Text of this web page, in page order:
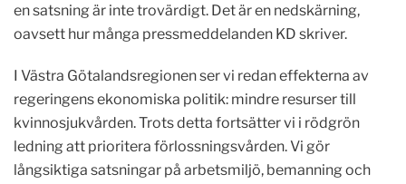
en satsning är inte trovärdigt. Det är en nedskärning,
oavsett hur många pressmeddelanden KD skriver.
I Västra Götalandsregionen ser vi redan effekterna av
regeringens ekonomiska politik: mindre resurser till
kvinnosjukvården. Trots detta fortsätter vi i rödgrön
ledning att prioritera förlossningsvården. Vi gör
långsiktiga satsningar på arbetsmiljö, bemanning och